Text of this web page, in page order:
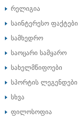
რელიგია
საინტერესო ფაქტები
სამხედრო
საოცარი სამყარო
სახელმწიფოები
სპორტის ლეგენდები
სხვა
ფილოსოფია